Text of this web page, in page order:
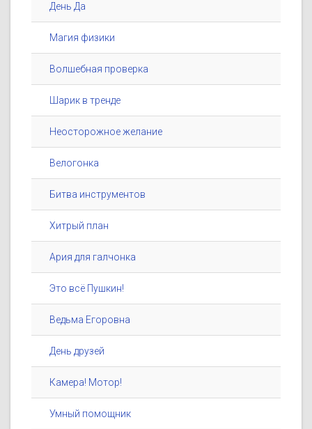
День Да
Магия физики
Волшебная проверка
Шарик в тренде
Неосторожное желание
Велогонка
Битва инструментов
Хитрый план
Ария для галчонка
Это всё Пушкин!
Ведьма Егоровна
День друзей
Камера! Мотор!
Умный помощник